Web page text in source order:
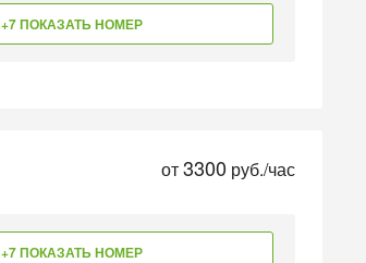
+7 ПОКАЗАТЬ НОМЕР
от3300 руб./час
+7 ПОКАЗАТЬ НОМЕР